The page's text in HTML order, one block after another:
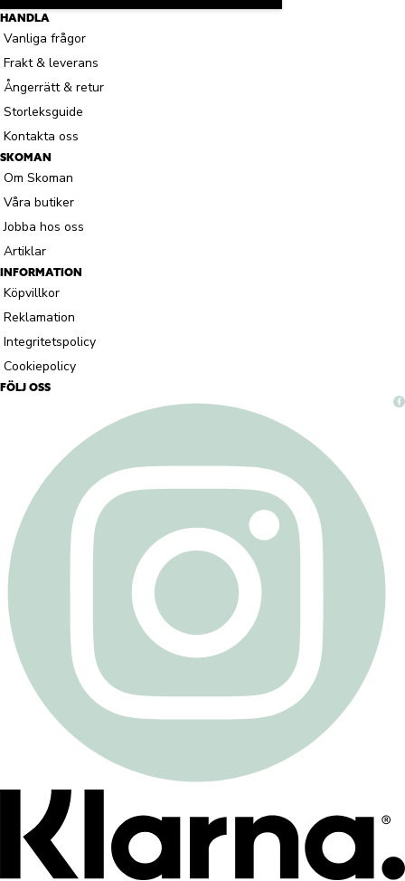
HANDLA
Vanliga frågor
Frakt & leverans
Ångerrätt & retur
Storleksguide
Kontakta oss
SKOMAN
Om Skoman
Våra butiker
Jobba hos oss
Artiklar
INFORMATION
Köpvillkor
Reklamation
Integritetspolicy
Cookiepolicy
FÖLJ OSS